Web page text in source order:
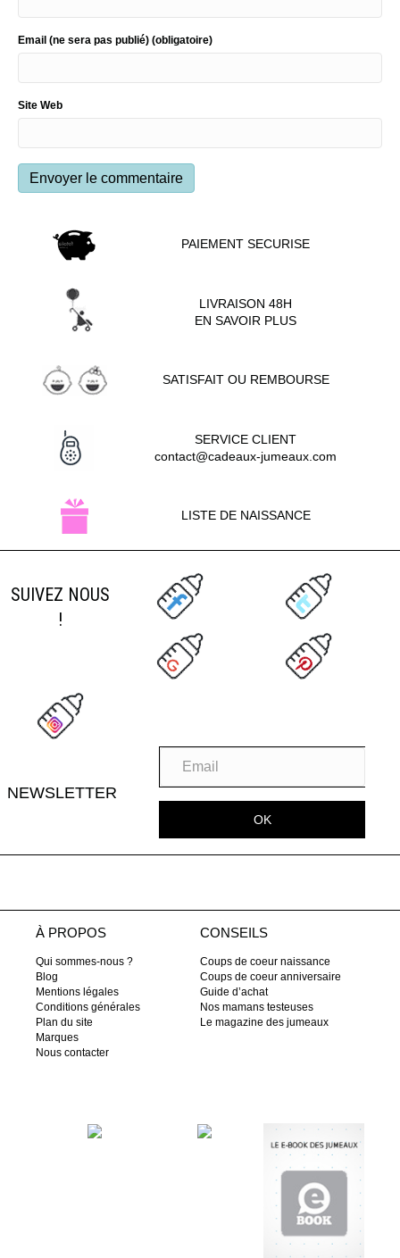
Email (ne sera pas publié) (obligatoire)
Site Web
PAIEMENT SECURISE
LIVRAISON 48H
EN SAVOIR PLUS
SATISFAIT OU REMBOURSE
SERVICE CLIENT
contact@cadeaux-jumeaux.com
LISTE DE NAISSANCE
SUIVEZ NOUS
!
NEWSLETTER
OK
À PROPOS
Qui sommes-nous ?
Blog
Mentions légales
Conditions générales
Plan du site
Marques
Nous contacter
CONSEILS
Coups de coeur naissance
Coups de coeur anniversaire
Guide d’achat
Nos mamans testeuses
Le magazine des jumeaux